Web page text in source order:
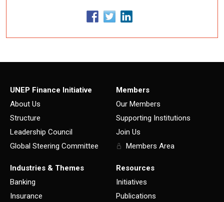
UNEP Finance Initiative
About Us
Structure
Leadership Council
Global Steering Committee
Members
Our Members
Supporting Institutions
Join Us
Members Area
Industries & Themes
Banking
Insurance
Resources
Initiatives
Publications